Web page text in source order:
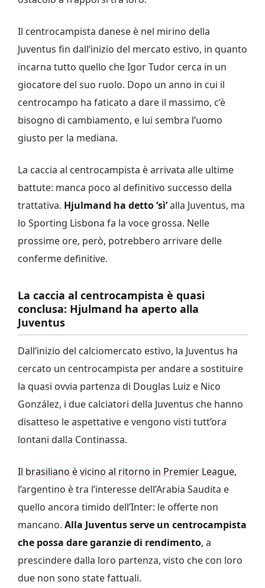
Il centrocampista danese è nel mirino della
Juventus fin dall’inizio del mercato estivo, in quanto
incarna tutto quello che Igor Tudor cerca in un
giocatore del suo ruolo. Dopo un anno in cui il
centrocampo ha faticato a dare il massimo, c’è
bisogno di cambiamento, e lui sembra l’uomo
giusto per la mediana.
La caccia al centrocampista è arrivata alle ultime
battute: manca poco al definitivo successo della
trattativa. Hjulmand ha detto ‘sì’alla Juventus, ma
lo Sporting Lisbona fa la voce grossa. Nelle
prossime ore, però, potrebbero arrivare delle
conferme definitive.
La caccia al centrocampista è quasi
conclusa: Hjulmand ha aperto alla
Juventus
Dall’inizio del calciomercato estivo, la Juventus ha
cercato un centrocampista per andare a sostituire
la quasi ovvia partenza di Douglas Luiz e Nico
González, i due calciatori della Juventus che hanno
disatteso le aspettative e vengono visti tutt’ora
lontani dalla Continassa.
Il brasiliano è vicino al ritorno in Premier League,
l’argentino è tra l’interesse dell’Arabia Saudita e
quello ancora timido dell’Inter: le offerte non
mancano. Alla Juventus serve un centrocampista
che possa dare garanzie di rendimento, a
prescindere dalla loro partenza, visto che con loro
due non sono state fattuali.